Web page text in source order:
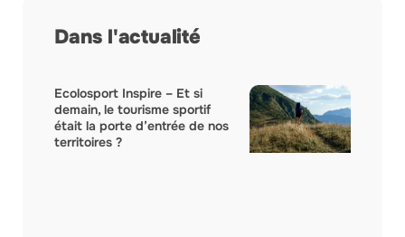
Dans l'actualité
Ecolosport Inspire – Et si
demain, le tourisme sportif
était la porte d’entrée de nos
territoires ?